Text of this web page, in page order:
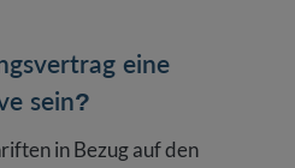
eine
sein?
in Bezug auf den